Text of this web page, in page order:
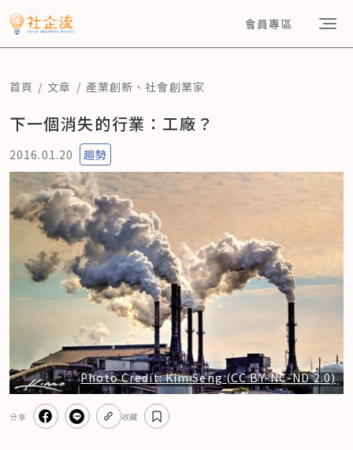
會員專區
首頁 文章 產業創新 、社會創業家
下一個消失的行業：工廠？
2016.01.20 趨勢
Photo Credit: Kim Seng (CC BY-NC-ND 2.0)
分享 收藏